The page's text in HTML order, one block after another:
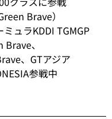
Brave）
ュラKDDI TGMGP
、
、GTアジア
参戦中